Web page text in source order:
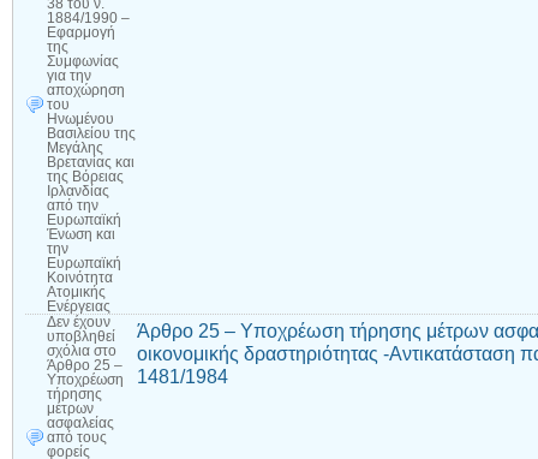
38 του ν.
1884/1990 –
Εφαρμογή
της
Συμφωνίας
για την
αποχώρηση
του
Ηνωμένου
Βασιλείου της
Μεγάλης
Βρετανίας και
της Βόρειας
Ιρλανδίας
από την
Ευρωπαϊκή
Ένωση και
την
Ευρωπαϊκή
Κοινότητα
Ατομικής
Ενέργειας
Δεν έχουν
υποβληθεί
σχόλια στο
Άρθρο 25 –
Υποχρέωση
τήρησης
μέτρων
ασφαλείας
από τους
φορείς
Άρθρο 25 – Υποχρέωση τήρησης μέτρων
οικονομικής δραστηριότητας -Αντικατάσταση
1481/1984